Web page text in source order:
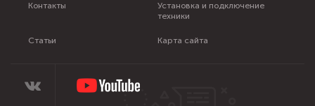
Контакты
Установка и подключение
техники
Статьи Карта сайта